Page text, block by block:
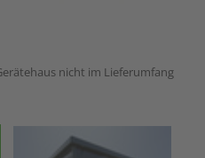
nicht im Lieferumfang